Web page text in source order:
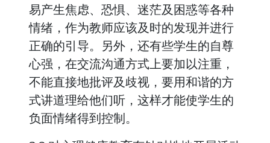
易产生焦虑、恐惧、迷茫及困惑等各种
情绪，作为教师应该及时的发现并进行
正确的引导。另外，还有些学生的自尊
心强，在交流沟通方式上要加以注重，
不能直接地批评及歧视，要用和谐的方
式讲道理给他们听，这样才能使学生的
负面情绪得到控制。